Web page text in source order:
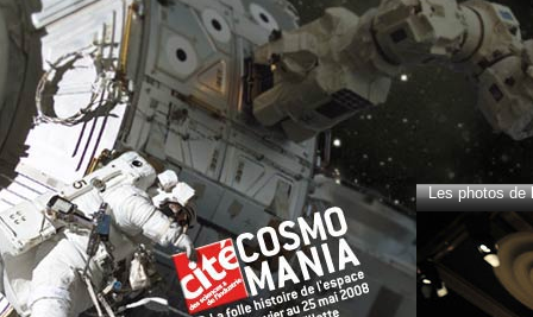
Les photos de